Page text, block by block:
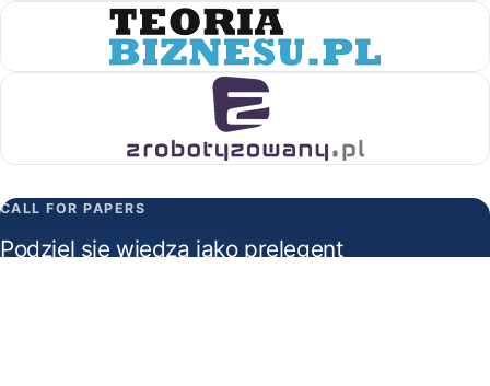
CALL FOR PAPERS
Podziel się wiedzą jako prelegent